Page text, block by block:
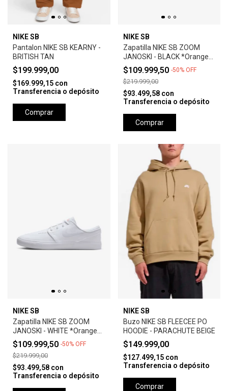
NIKE SB
Pantalon NIKE SB KEARNY -
BRITISH TAN
$199.999,00
$169.999,15 con
Transferencia o depósito
Comprar
NIKE SB
Zapatilla NIKE SB ZOOM
JANOSKI - BLACK *Orange
Label*
$109.999,50 -50% OFF
$219.999,00
$93.499,58 con
Transferencia o depósito
Comprar
NIKE SB
Zapatilla NIKE SB ZOOM
JANOSKI - WHITE *Orange
Label*
$109.999,50 -50% OFF
$219.999,00
$93.499,58 con
Transferencia o depósito
NIKE SB
Buzo NIKE SB FLEECEE PO
HOODIE - PARACHUTE BEIGE
$149.999,00
$127.499,15 con
Transferencia o depósito
Comprar